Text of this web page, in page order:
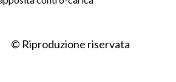
© Riproduzione riservata